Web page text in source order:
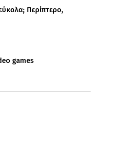
Περίπτερο,
games